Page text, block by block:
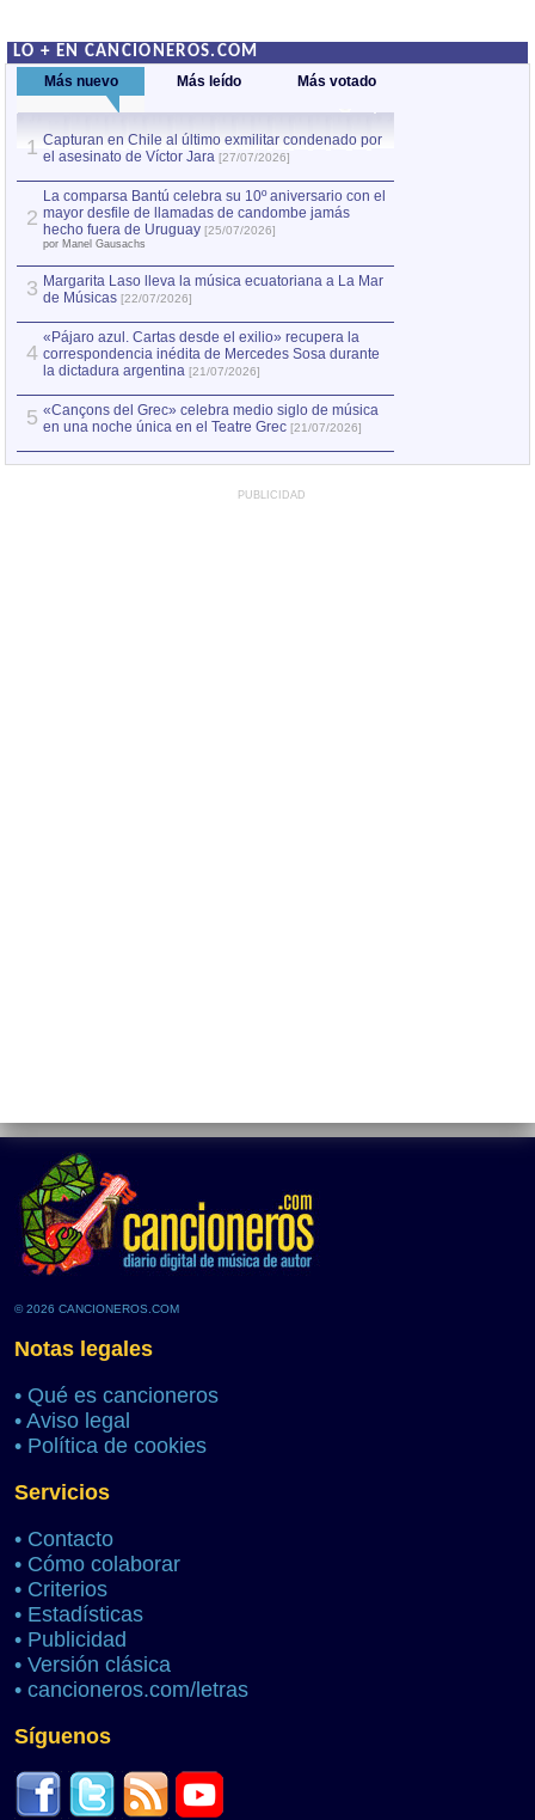
LO + EN CANCIONEROS.COM
Más nuevo Más leído Más votado
1 Capturan en Chile al último exmilitar condenado por
el asesinato de Víctor Jara [27/07/2026]
2
La comparsa Bantú celebra su 10º aniversario con el
mayor desfile de llamadas de candombe jamás
hecho fuera de Uruguay [25/07/2026]
por Manel Gausachs
3 Margarita Laso lleva la música ecuatoriana a La Mar
de Músicas [22/07/2026]
4
«Pájaro azul. Cartas desde el exilio» recupera la
correspondencia inédita de Mercedes Sosa durante
la dictadura argentina [21/07/2026]
5 «Cançons del Grec» celebra medio siglo de música
en una noche única en el Teatre Grec [21/07/2026]
PUBLICIDAD
© 2026 CANCIONEROS.COM
Notas legales
• Qué es cancioneros
• Aviso legal
• Política de cookies
Servicios
• Contacto
• Cómo colaborar
• Criterios
• Estadísticas
• Publicidad
• Versión clásica
• cancioneros.com/letras
Síguenos